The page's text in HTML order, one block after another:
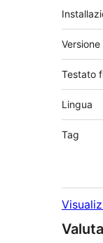
Testato
Lingua
Tag